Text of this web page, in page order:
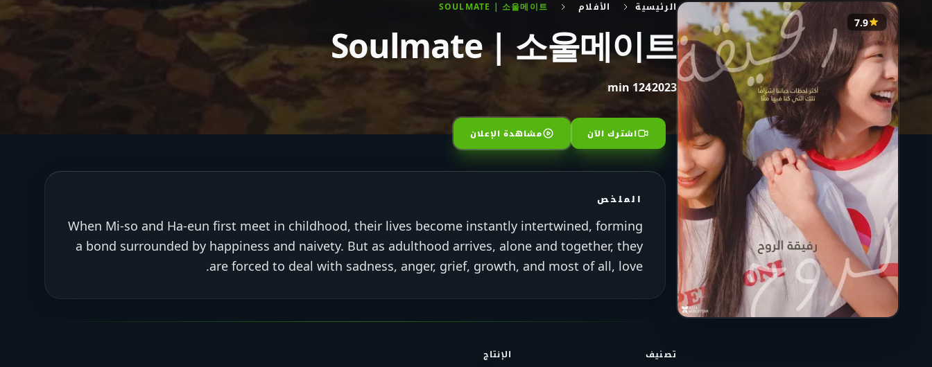
7.9
الرئيسية الأفلام SOULMATE | 소울메이트
Soulmate | 소울메이트
2023
124 min
اشترك الآن مشاهدة الإعلان
الملخص
When Mi-so and Ha-eun first meet in childhood, their lives become instantly intertwined, forming
a bond surrounded by happiness and naivety. But as adulthood arrives, alone and together, they
are forced to deal with sadness, anger, grief, growth, and most of all, love.
تصنيف الإنتاج